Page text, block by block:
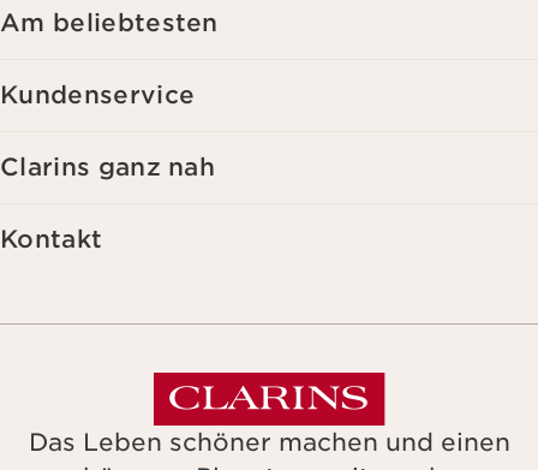
Am beliebtesten
Kundenservice
Clarins ganz nah
Kontakt
Das Leben schöner machen und einen